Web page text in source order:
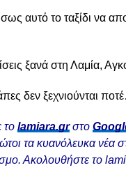
αυτό το ταξίδι να
ξανά στη Λαμία,
δεν ξεχνιούνται
το lamiara.grστο
τα κυανόλευκα νέα
Ακολουθήστε το